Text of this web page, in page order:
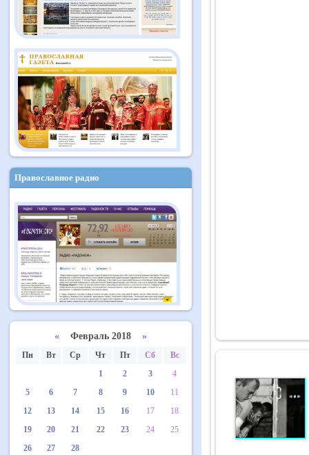
Православное радио
« Февраль 2018 »
Пн Вт Ср Чт Пт Сб
Вс
1
2 3
4
5
6 7 8 9 10
11
12
13 14 15 16 17
18
19
20 21 22 23 24
25
26
27 28